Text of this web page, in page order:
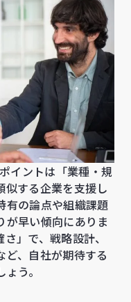
イントは「業種・規
似する企業を支援し
有の論点や組織課題
が早い傾向にありま
」で、戦略設計、
ど、自社が期待する
う。